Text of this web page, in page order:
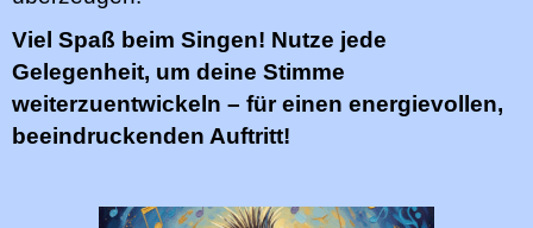
Viel Spaß beim Singen! Nutze jede
Gelegenheit, um deine Stimme
weiterzuentwickeln – für einen energievollen,
beeindruckenden Auftritt!